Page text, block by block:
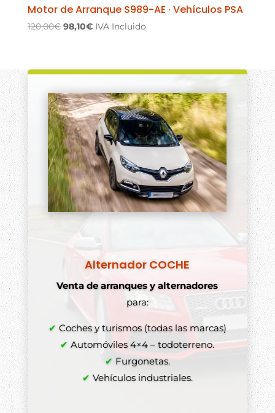
Motor de Arranque S989-AE · Vehículos PSA
120,00€ El
era:
98,10€El
es:
IVA Incluido
Alternador COCHE
Venta de arranques y alternadores
para:
✔ Coches y turismos (todas las marcas)
✔ Automóviles 4×4 – todoterreno.
✔ Furgonetas.
✔ Vehículos industriales.